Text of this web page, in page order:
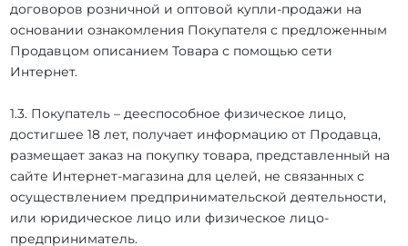
договоров розничной и оптовой купли-продажи на
основании ознакомления Покупателя с предложенным
Продавцом описанием Товара с помощью сети
Интернет.
1.3. Покупатель – дееспособное физическое лицо,
достигшее 18 лет, получает информацию от Продавца,
размещает заказ на покупку товара, представленный на
сайте Интернет-магазина для целей, не связанных с
осуществлением предпринимательской деятельности,
или юридическое лицо или физическое лицо-
предприниматель.